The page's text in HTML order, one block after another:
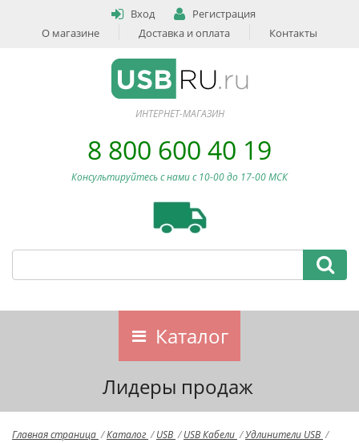
Вход
Регистрация
О магазине
Доставка и оплата Контакты
ИНТЕРНЕТ-МАГАЗИН
8 800 600 40 19
Консультируйтесь с нами c 10-00 до 17-00 МСК
Каталог
Лидеры продаж
Главная страница /Каталог / USB / USB Кабели /Удлинители USB /